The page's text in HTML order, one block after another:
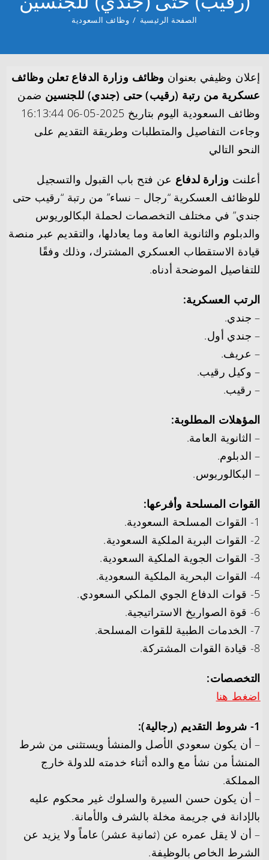
الصفحة الرئيسية / وظائف السعودية
إعلان وظيفي بعنوان وظائف وزارة الدفاع تعلن وظائف
عسكرية من رتبة (رقيب) حتى (جندي) للجنسين ضمن
وظائف السعودية اليوم بتاريخ 2025-05-06 16:13:44
وجاءت التفاصيل والمتطلبات وطريقة التقديم على
النحو التالي
أعلنت وزارة لدفاع عن فتح باب القبول والتسجيل
للوظائف العسكرية “رجال – نساء” من رتبة “رقيب حتى
جندي” في مختلف التخصصات لحملة البكالوريوس
والدبلوم والثانوية العامة وما يعادلها، والتقديم عبر منصة
قيادة الاستقطاب العسكري المشترك، وذلك وفقًا
للتفاصيل الموضحة أدناه.
الرتب العسكرية:
– جندي.
– جندي أول.
– عريف.
– وكيل رقيب.
– رقيب.
المؤهلات المطلوبة:
– الثانوية العامة.
– الدبلوم.
– البكالوريوس.
القوات المسلحة وأفرعها:
1- القوات المسلحة السعودية.
2- القوات البرية الملكية السعودية.
3- القوات الجوية الملكية السعودية.
4- القوات البحرية الملكية السعودية.
5- قوات الدفاع الجوي الملكي السعودي.
6- قوة الصواريخ الاستراتيجية.
7- الخدمات الطبية للقوات المسلحة.
8- قيادة القوات المشتركة.
التخصصات:
اضغط هنا
1- شروط التقديم (رجالية):
– أن يكون سعودي الأصل والمنشأ ويستثنى من شرط
المنشأ من نشأ مع والده أثناء خدمته للدولة خارج
المملكة.
– أن يكون حسن السيرة والسلوك غير محكوم عليه
بالإدانة في جريمة مخلة بالشرف والأمانة.
– أن لا يقل عمره عن (ثمانية عشر) عاماً ولا يزيد عن
الشرط الخاص بالوظيفة.